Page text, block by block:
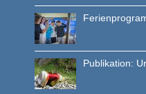
Publikation: